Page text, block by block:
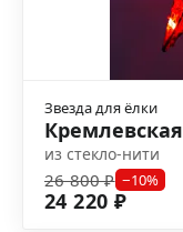
Звезда для ёлки
Кремлевская
из стекло-нити
26 800 ₽ −10%
24 220 ₽